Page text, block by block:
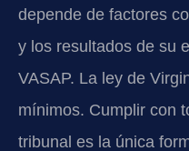
depende de factores
y los resultados de su
VASAP. La ley de
mínimos. Cumplir con
tribunal es la única